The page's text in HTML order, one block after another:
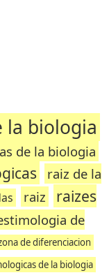
la biologia
de la biologia
raiz de la
raiz
raizes
de
de diferenciacion
de la biologia